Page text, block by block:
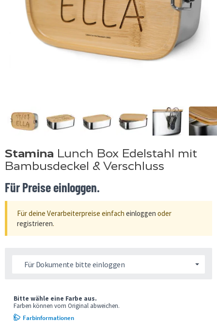
Stamina Lunch Box Edelstahl mit
Bambusdeckel & Verschluss
Für Preise einloggen.
Für deine Verarbeiterpreise einfach einloggen oder
registrieren.
Für Dokumente bitte einloggen
Bitte wähle eine Farbe aus.
Farben können vom Original abweichen.
Farbinformationen